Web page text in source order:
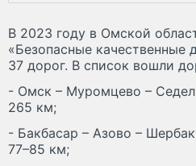
В 2023 году в Омской
«Безопасные качественные
37 дорог. В список вошли
- Омск – Муромцево –
265 км;
- Бакбасар – Азово –
77–85 км;